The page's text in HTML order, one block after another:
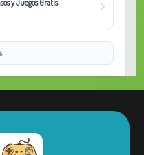
y Juegos Gratis